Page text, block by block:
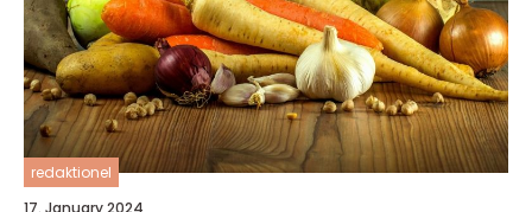
redaktionel